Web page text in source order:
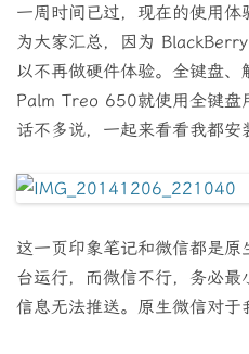
一周时间已过，现在的使用
为大家汇总，因为
以不再做硬件体验。全键盘
Palm Treo 650就使用全键盘
话不多说，一起来看看我都安
这一页印象笔记和微信都是
台运行，而微信不行，务必
信息无法推送。原生微信对于